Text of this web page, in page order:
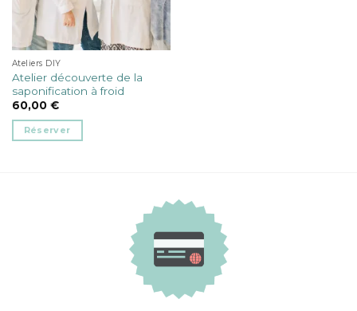
Ateliers DIY
Atelier découverte de la
saponification à froid
60,00 €
Réserver